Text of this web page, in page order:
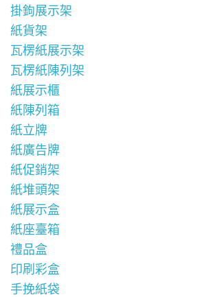
掛鉤展示架
紙貨架
瓦楞紙展示架
瓦楞紙陳列架
紙展示櫃
紙陳列箱
紙立牌
紙廣告牌
紙促銷架
紙堆頭架
紙展示盒
紙座臺箱
禮品盒
印刷彩盒
手挽紙袋